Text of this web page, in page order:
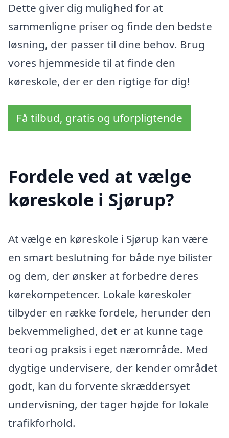
Dette giver dig mulighed for at
sammenligne priser og finde den bedste
løsning, der passer til dine behov. Brug
vores hjemmeside til at finde den
køreskole, der er den rigtige for dig!
Få tilbud, gratis og uforpligtende
Fordele ved at vælge
køreskole i Sjørup?
At vælge en køreskole i Sjørup kan være
en smart beslutning for både nye bilister
og dem, der ønsker at forbedre deres
kørekompetencer. Lokale køreskoler
tilbyder en række fordele, herunder den
bekvemmelighed, det er at kunne tage
teori og praksis i eget nærområde. Med
dygtige undervisere, der kender området
godt, kan du forvente skræddersyet
undervisning, der tager højde for lokale
trafikforhold.